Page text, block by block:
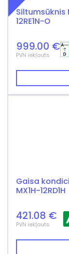
Siltumsūknis
12RE1N-O
999.00 €
PVN iekļauts
Gaisa
MX1H-12RD1H
421.08 €
PVN iekļauts